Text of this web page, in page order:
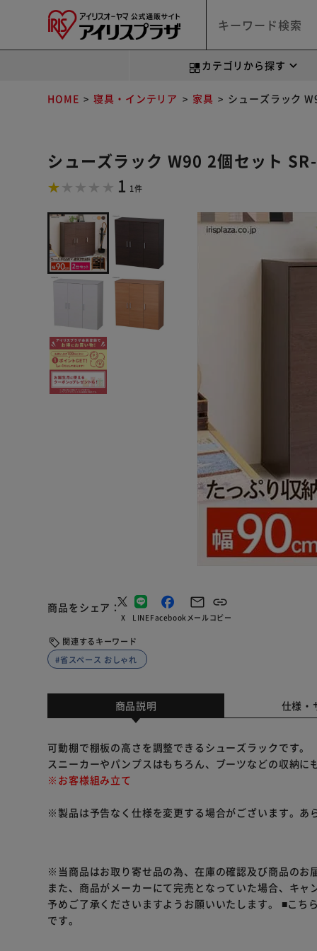
カテゴリから探す
HOME 寝具・インテリア 家具 シューズラック
シューズラック W90 2個セット
1 1件
商品をシェア
X LINEFacebook メールコピー
関連するキーワード
#省スペース おしゃれ
商品説明 仕様・
可動棚で棚板の高さを調整できるシューズラックです。
スニーカーやパンプスはもちろん、ブーツなどの収納に
※お客様組み立て
※製品は予告なく仕様を変更する場合がございます。あ
※当商品はお取り寄せ品の為、在庫の確認及び商品のお
また、商品がメーカーにて完売となっていた場合、キ
予めご了承くださいますようお願いいたします。 ■こち
です。